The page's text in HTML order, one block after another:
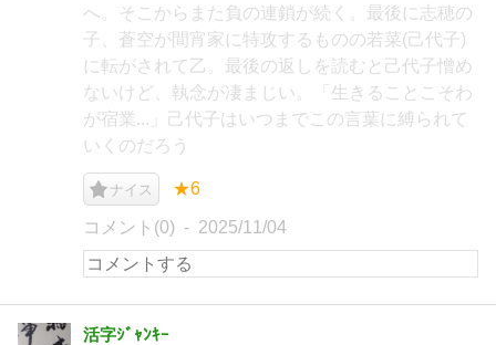
へ。そこからまた負の連鎖が続く。最後に志穂の
子、蒼空が間宵家に特攻するものの若菜(己代子)
に転がされて乙。最後の返しを読むと己代子憎め
ないけど、執念が凄まじい。「生きることこそわ
が宿業...」己代子はいつまでこの言葉に縛られて
いくのだろう
ナイス ★6
コメント(0) 2025/11/04
活字ｼﾞｬﾝｷｰ